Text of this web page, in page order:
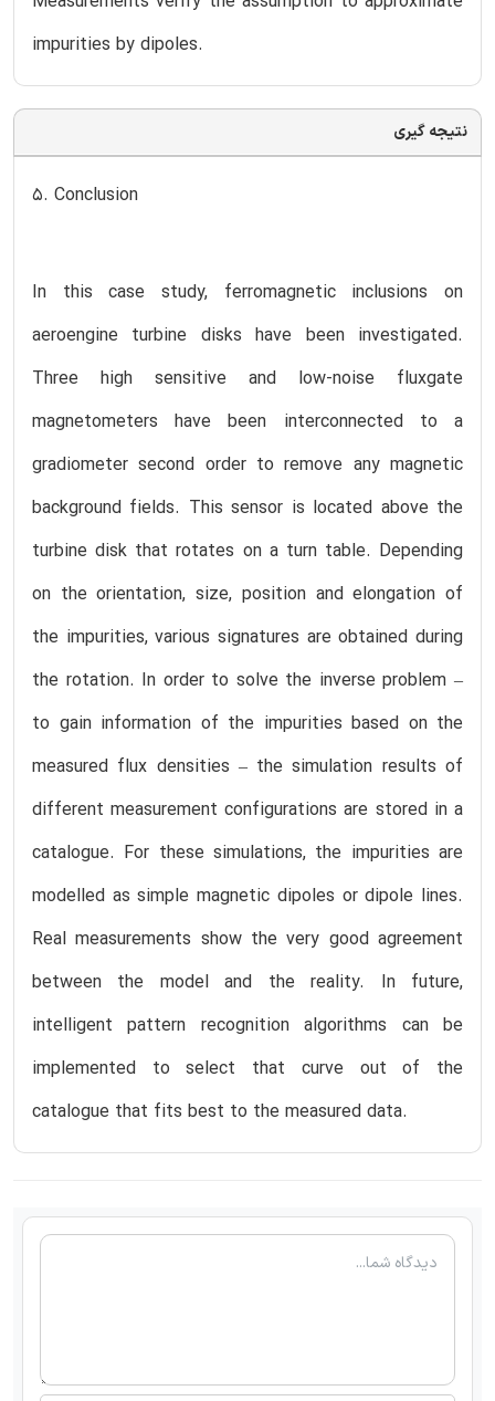
impurities by dipoles.
نتیجه گیری
5. Conclusion
In this case study, ferromagnetic inclusions on
aeroengine turbine disks have been investigated.
Three high sensitive and low-noise fluxgate
magnetometers have been interconnected to a
gradiometer second order to remove any magnetic
background fields. This sensor is located above the
turbine disk that rotates on a turn table. Depending
on the orientation, size, position and elongation of
the impurities, various signatures are obtained during
the rotation. In order to solve the inverse problem –
to gain information of the impurities based on the
measured flux densities – the simulation results of
different measurement configurations are stored in a
catalogue. For these simulations, the impurities are
modelled as simple magnetic dipoles or dipole lines.
Real measurements show the very good agreement
between the model and the reality. In future,
intelligent pattern recognition algorithms can be
implemented to select that curve out of the
catalogue that fits best to the measured data.